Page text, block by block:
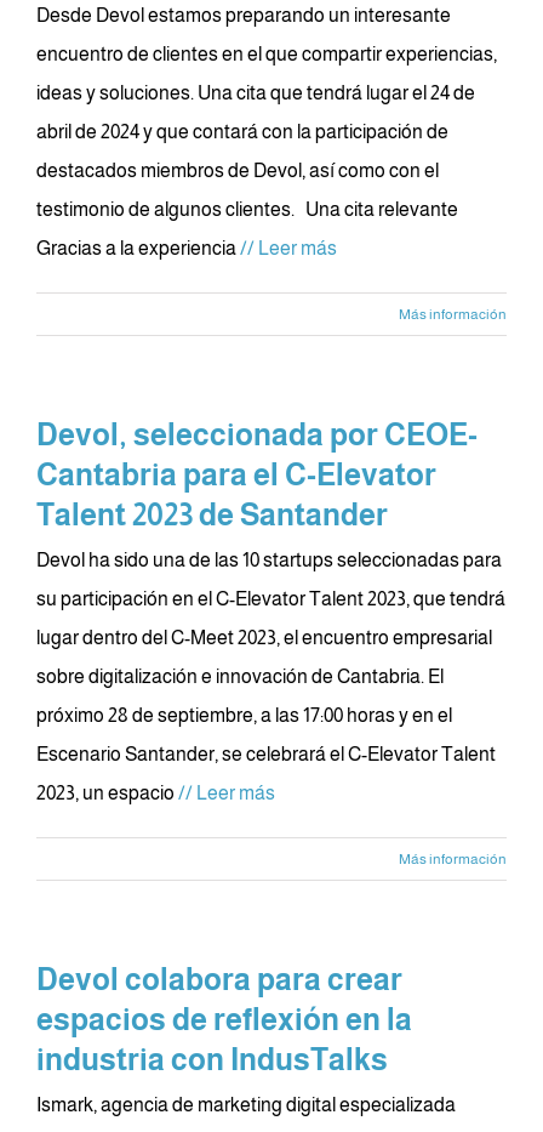
Desde Devol estamos preparando un interesante
encuentro de clientes en el que compartir experiencias,
ideas y soluciones. Una cita que tendrá lugar el 24 de
abril de 2024 y que contará con la participación de
destacados miembros de Devol, así como con el
testimonio de algunos clientes. Una cita relevante
Gracias a la experiencia// Leer más
Más información
Devol, seleccionada por CEOE-
Cantabria para el C-Elevator
Talent 2023 de Santander
Devol ha sido una de las 10 startups seleccionadas para
su participación en el C-Elevator Talent 2023, que tendrá
lugar dentro del C-Meet 2023, el encuentro empresarial
sobre digitalización e innovación de Cantabria. El
próximo 28 de septiembre, a las 17:00 horas y en el
Escenario Santander, se celebrará el C-Elevator Talent
2023, un espacio // Leer más
Más información
Devol colabora para crear
espacios de reflexión en la
industria con IndusTalks
Ismark, agencia de marketing digital especializada